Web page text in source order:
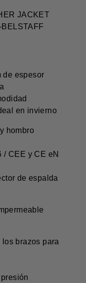
JACKET
de espesor
en invierno
hombro
/ CEE y CE eN
de espalda
brazos para